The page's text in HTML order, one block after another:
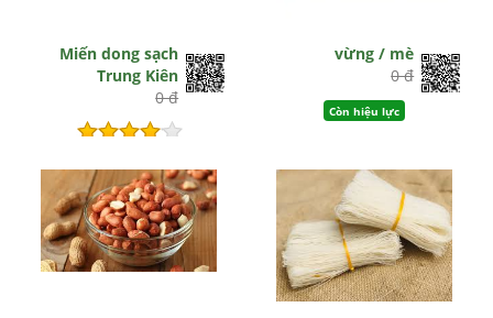
Miến dong sạch
Trung Kiên
0 đ
vừng / mè
0 đ
Còn hiệu lực